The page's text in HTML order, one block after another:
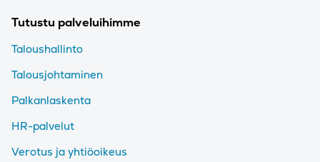
Tutustu palveluihimme
Taloushallinto
Talousjohtaminen
Palkanlaskenta
HR-palvelut
Verotus ja yhtiöoikeus